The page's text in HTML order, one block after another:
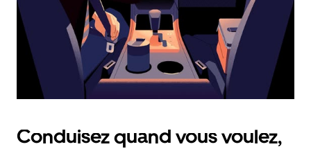
d'échappement
pour
fermer
calendrier.
Conduisez quand vous voulez,